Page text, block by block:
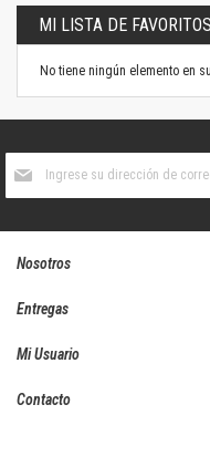
MI LISTA DE FAVORITOS
No tiene ningún elemento en
boletín
Nosotros
Entregas
Mi Usuario
Contacto